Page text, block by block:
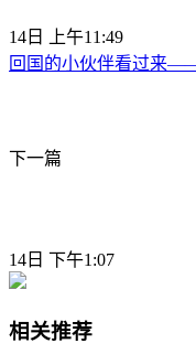
14日 上午11:49
回国的小伙伴看过来
下一篇
14日 下午1:07
相关推荐